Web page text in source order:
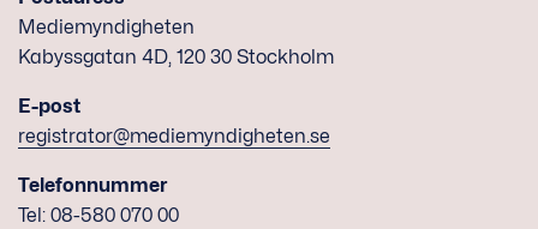
Mediemyndigheten
Kabyssgatan 4D, 120 30 Stockholm
E-post
registrator@mediemyndigheten.se
Telefonnummer
Tel: 08-580 070 00